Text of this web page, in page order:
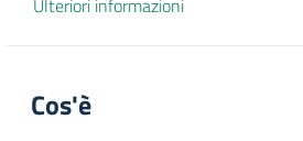
Ulteriori informazioni
Cos'è